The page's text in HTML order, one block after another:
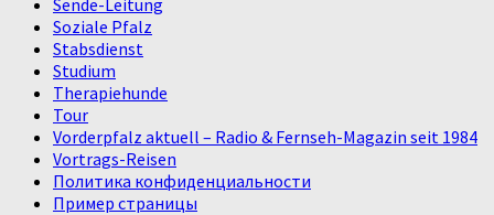
Soziale Pfalz
Stabsdienst
Studium
Therapiehunde
Tour
Vorderpfalz aktuell – Radio & Fernseh-Magazin seit 1984
Vortrags-Reisen
Политика конфиденциальности
Пример страницы